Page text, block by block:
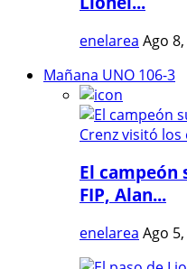
enelarea Ago
Mañana UNO 106-3
El
FIP, Alan...
enelarea Ago